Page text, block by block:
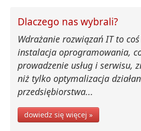
Dlaczego nas wybrali?
Wdrażanie rozwiązań IT to
instalacja oprogramowania,
prowadzenie usług i serwisu,
niż tylko optymalizacja
przedsiębiorstwa...
dowiedz się więcej »